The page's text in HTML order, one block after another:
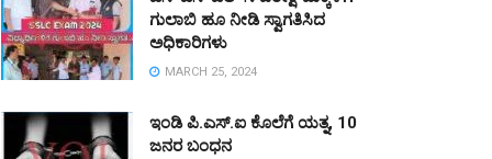
ಗುಲಾಬಿ ಹೂ ನೀಡಿ ಸ್ವಾಗತಿಸಿದ
ಅಧಿಕಾರಿಗಳು
MARCH 25, 2024
ಇಂಡಿ ಪಿ.ಎಸ್.ಐ ಕೊಲೆಗೆ ಯತ್ನ, 10
ಜನರ ಬಂಧನ